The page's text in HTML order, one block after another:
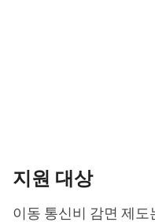
지원 대상
이동 통신비 감면 제